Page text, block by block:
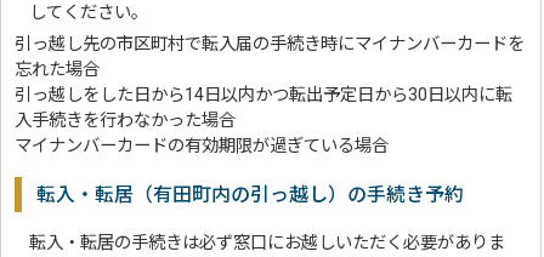
してください。
引っ越し先の市区町村で転入届の手続き時にマイナンバーカードを
忘れた場合
引っ越しをした日から14日以内かつ転出予定日から30日以内に転
入手続きを行わなかった場合
マイナンバーカードの有効期限が過ぎている場合
転入・転居（有田町内の引っ越し）の手続き予約
転入・転居の手続きは必ず窓口にお越しいただく必要がありま